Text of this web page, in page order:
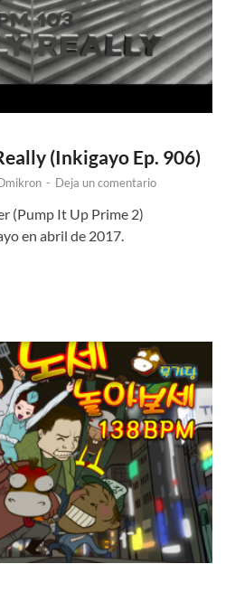
(Inkigayo Ep. 906)
- Deja un comentario
(Pump It Up Prime 2)
en abril de 2017.